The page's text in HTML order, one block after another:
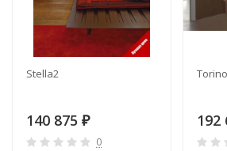
Stella2
140 875 ₽
0
192